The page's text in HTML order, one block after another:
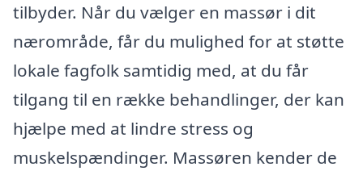
tilbyder. Når du vælger en massør i dit
nærområde, får du mulighed for at støtte
lokale fagfolk samtidig med, at du får
tilgang til en række behandlinger, der kan
hjælpe med at lindre stress og
muskelspændinger. Massøren kender de